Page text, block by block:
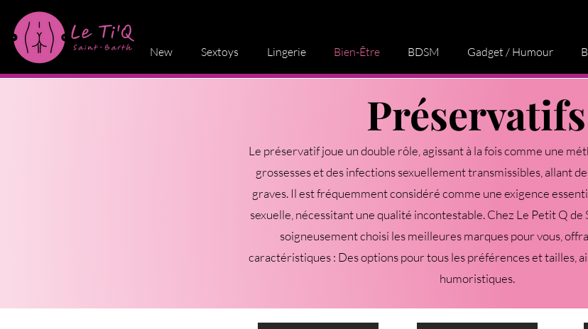
New Sextoys Lingerie Bien-Être BDSM Gadget / Humour
Préservatifs
Le préservatif joue un double rôle, agissant à la fois comme une
grossesses et des infections sexuellement transmissibles, allant
graves. Il est fréquemment considéré comme une exigence
sexuelle, nécessitant une qualité incontestable. Chez Le Petit Q de
soigneusement choisi les meilleures marques pour vous,
caractéristiques : Des options pour tous les préférences et tailles,
humoristiques.